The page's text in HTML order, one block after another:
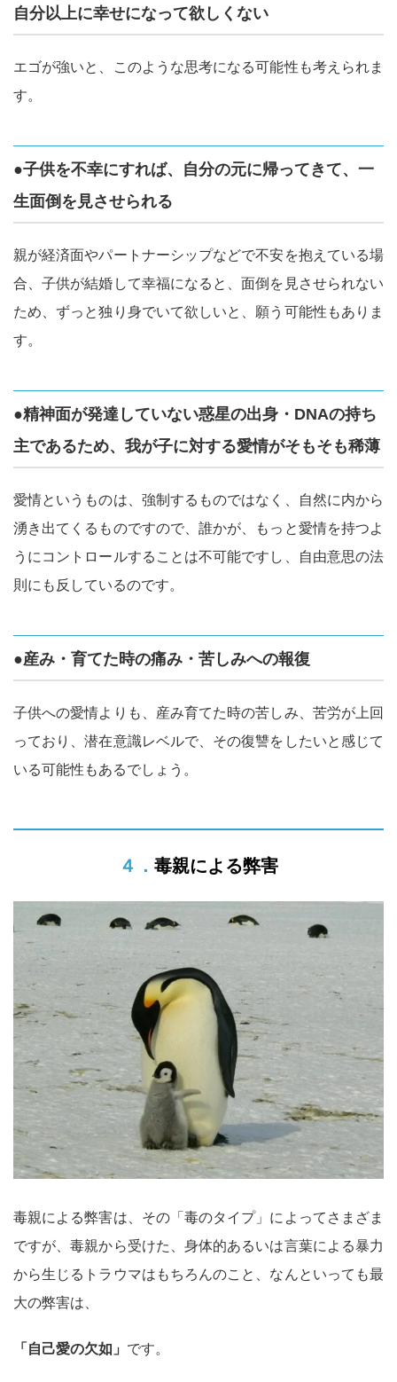
自分以上に幸せになって欲しくない
エゴが強いと、このような思考になる可能性も考えられま
す。
●子供を不幸にすれば、自分の元に帰ってきて、一
生面倒を見させられる
親が経済面やパートナーシップなどで不安を抱えている場
合、子供が結婚して幸福になると、面倒を見させられない
ため、ずっと独り身でいて欲しいと、願う可能性もありま
す。
●精神面が発達していない惑星の出身・DNAの持ち
主であるため、我が子に対する愛情がそもそも稀薄
愛情というものは、強制するものではなく、自然に内から
湧き出てくるものですので、誰かが、もっと愛情を持つよ
うにコントロールすることは不可能ですし、自由意思の法
則にも反しているのです。
●産み・育てた時の痛み・苦しみへの報復
子供への愛情よりも、産み育てた時の苦しみ、苦労が上回
っており、潜在意識レベルで、その復讐をしたいと感じて
いる可能性もあるでしょう。
４．毒親による弊害
毒親による弊害は、その「毒のタイプ」によってさまざま
ですが、毒親から受けた、身体的あるいは言葉による暴力
から生じるトラウマはもちろんのこと、なんといっても最
大の弊害は、
「自己愛の欠如」 です。